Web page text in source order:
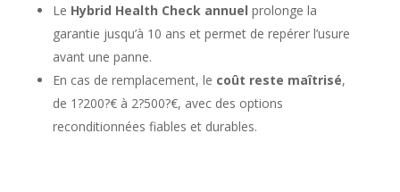
Le Hybrid Health Check annuel prolonge la
garantie jusqu’à 10 ans et permet de repérer l’usure
avant une panne.
En cas de remplacement, le coût reste maîtrisé,
de 1?200?€ à 2?500?€, avec des options
reconditionnées fiables et durables.